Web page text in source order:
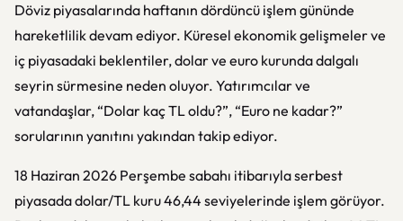
Döviz piyasalarında haftanın dördüncü işlem gününde
hareketlilik devam ediyor. Küresel ekonomik gelişmeler ve
iç piyasadaki beklentiler, dolar ve euro kurunda dalgalı
seyrin sürmesine neden oluyor. Yatırımcılar ve
vatandaşlar, “Dolar kaç TL oldu?”, “Euro ne kadar?”
sorularının yanıtını yakından takip ediyor.
18 Haziran 2026 Perşembe sabahı itibarıyla serbest
piyasada dolar/TL kuru 46,44 seviyelerinde işlem görüyor.